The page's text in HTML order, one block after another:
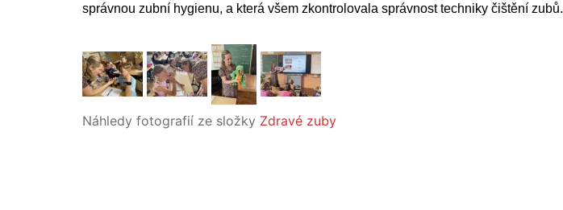
správnou zubní hygienu, a která všem zkontrolovala správnost techniky čištění zubů.
Náhledy fotografií ze složky Zdravé zuby